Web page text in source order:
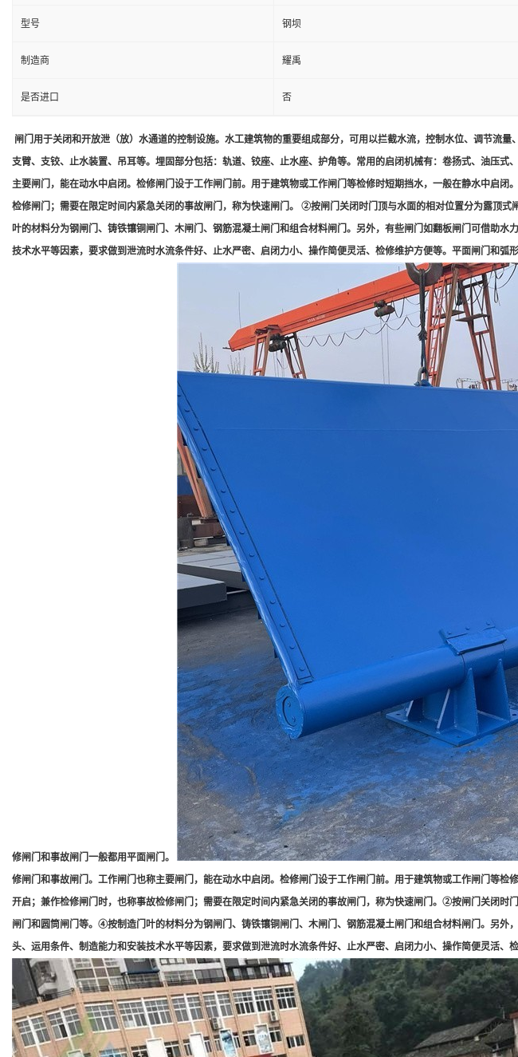
型号 钢坝
制造商 耀禹
是否进口 否
闸门用于关闭和开放泄（放）水通道的控制设施。水工建筑物的重要组成部分，可用以拦截水流，控制水位、调节流
支臂、支铰、止水装置、吊耳等。埋固部分包括：轨道、铰座、止水座、护角等。常用的启闭机械有：卷扬式、油压
主要闸门，能在动水中启闭。检修闸门设于工作闸门前。用于建筑物或工作闸门等检修时短期挡水，一般在静水中启
检修闸门；需要在限定时间内紧急关闭的事故闸门，称为快速闸门。 ②按闸门关闭时门顶与水面的相对位置分为露顶
叶的材料分为钢闸门、铸铁镶铜闸门、木闸门、钢筋混凝土闸门和组合材料闸门。另外，有些闸门如翻板闸门可借助
技术水平等因素，要求做到泄流时水流条件好、止水严密、启闭力小、操作简便灵活、检修维护方便等。平面闸门和
修闸门和事故闸门一般都用平面闸门。
修闸门和事故闸门。工作闸门也称主要闸门，能在动水中启闭。检修闸门设于工作闸门前。用于建筑物或工作闸门等
开启；兼作检修闸门时，也称事故检修闸门；需要在限定时间内紧急关闭的事故闸门，称为快速闸门。②按闸门关闭
闸门和圆筒闸门等。④按制造门叶的材料分为钢闸门、铸铁镶铜闸门、木闸门、钢筋混凝土闸门和组合材料闸门。另
头、运用条件、制造能力和安装技术水平等因素，要求做到泄流时水流条件好、止水严密、启闭力小、操作简便灵活、检